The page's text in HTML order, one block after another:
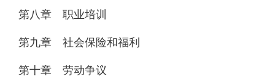
第八章 职业培训
第九章 社会保险和福利
第十章 劳动争议